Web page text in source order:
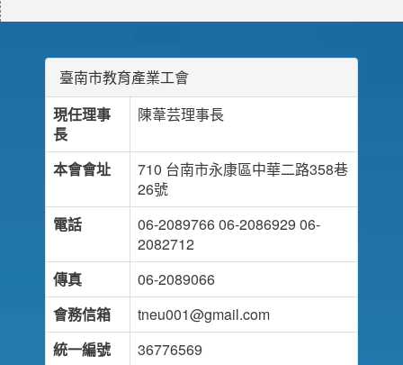
臺南市教育產業工會
現任理事
長
陳葦芸理事長
本會會址
710 台南市永康區中華二路358巷
26號
電話
06-2089766 06-2086929 06-
2082712
傳真
06-2089066
會務信箱
tneu001@gmail.com
統一編號
36776569